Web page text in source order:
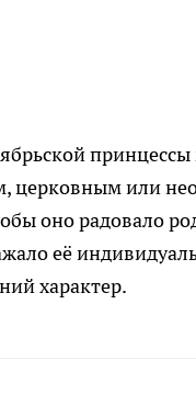
церковным или
оно радовало
её
характер.